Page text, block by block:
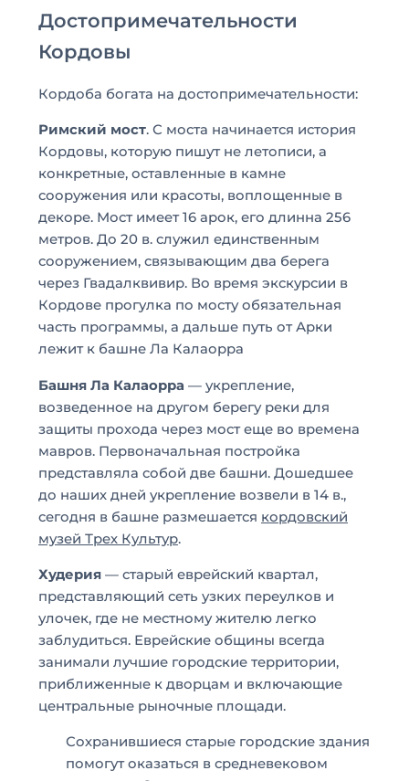
Достопримечательности
Кордовы
Кордоба богата на достопримечательности:
Римский мост. С моста начинается история
Кордовы, которую пишут не летописи, а
конкретные, оставленные в камне
сооружения или красоты, воплощенные в
декоре. Мост имеет 16 арок, его длинна 256
метров. До 20 в. служил единственным
сооружением, связывающим два берега
через Гвадалквивир. Во время экскурсии в
Кордове прогулка по мосту обязательная
часть программы, а дальше путь от Арки
лежит к башне Ла Калаорра
Башня Ла Калаорра — укрепление,
возведенное на другом берегу реки для
защиты прохода через мост еще во времена
мавров. Первоначальная постройка
представляла собой две башни. Дошедшее
до наших дней укрепление возвели в 14 в.,
сегодня в башне размешается кордовский
музей Трех Культур.
Худерия — старый еврейский квартал,
представляющий сеть узких переулков и
улочек, где не местному жителю легко
заблудиться. Еврейские общины всегда
занимали лучшие городские территории,
приближенные к дворцам и включающие
центральные рыночные площади.
Сохранившиеся старые городские здания
помогут оказаться в средневековом